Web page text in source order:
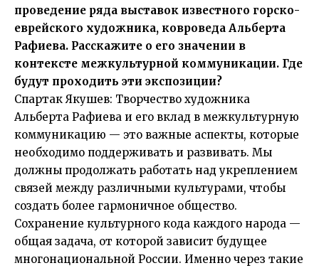
проведение ряда выставок известного горско-
еврейского художника, ковроведа Альберта
Рафиева. Расскажите о его значении в
контексте межкультурной коммуникации. Где
будут проходить эти экспозиции?
Спартак Якушев: Творчество художника
Альберта Рафиева и его вклад в межкультурную
коммуникацию — это важные аспекты, которые
необходимо поддерживать и развивать. Мы
должны продолжать работать над укреплением
связей между различными культурами, чтобы
создать более гармоничное общество.
Сохранение культурного кода каждого народа —
общая задача, от которой зависит будущее
многонациональной России. Именно через такие